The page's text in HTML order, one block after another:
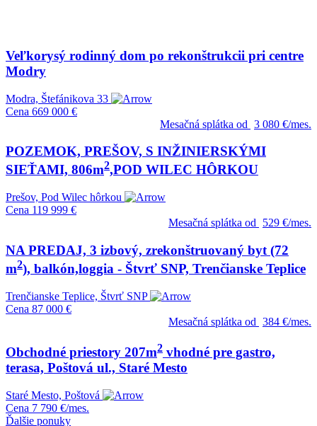
Veľkorysý rodinný dom po rekonštrukcii pri centre
Modry
Modra, Štefánikova 33
Cena 669 000 €
Mesačná splátka od 3 080 €/mes.
POZEMOK, PREŠOV, S INŽINIERSKÝMI
SIEŤAMI, 806m2,POD WILEC HÔRKOU
Prešov, Pod Wilec hôrkou
Cena 119 999 €
Mesačná splátka od
529 €/mes.
NA PREDAJ, 3 izbový, zrekonštruovaný byt (72
m2), balkón,loggia - Štvrť SNP, Trenčianske Teplice
Trenčianske Teplice, Štvrť SNP
Cena 87 000 €
Mesačná splátka od 384 €/mes.
Obchodné priestory 207m2 vhodné pre gastro,
terasa, Poštová ul., Staré Mesto
Staré Mesto, Poštová
Cena 7 790 €/mes.
Ďalšie ponuky